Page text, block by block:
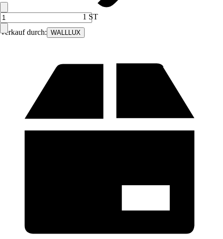
Verkauf durch: WALLLUX
1 ST